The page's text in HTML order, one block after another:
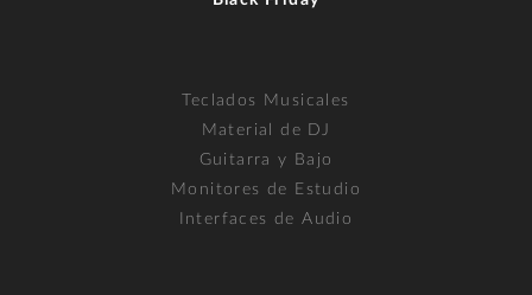
Teclados Musicales
Material de DJ
Guitarra y Bajo
Monitores de Estudio
Interfaces de Audio